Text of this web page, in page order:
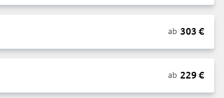
ab 303 €
ab 229€